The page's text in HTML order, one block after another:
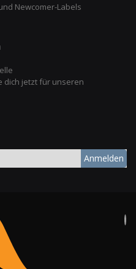
Newcomer-Labels
dich jetzt für unseren
Anmelden